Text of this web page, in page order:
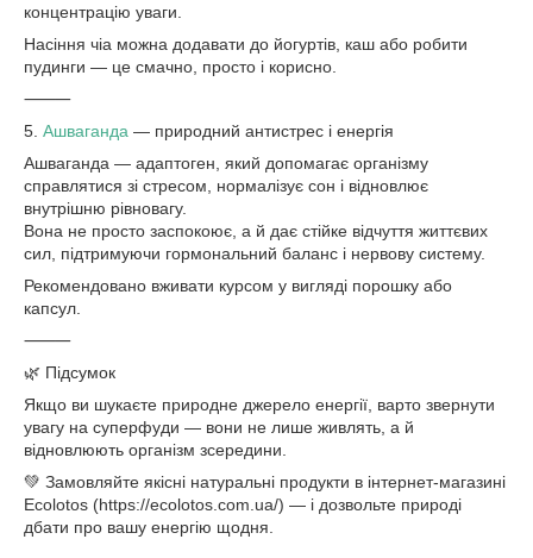
концентрацію уваги.
Насіння чіа можна додавати до йогуртів, каш або робити
пудинги — це смачно, просто і корисно.
⸻
5. Ашваганда — природний антистрес і енергія
Ашваганда — адаптоген, який допомагає організму
справлятися зі стресом, нормалізує сон і відновлює
внутрішню рівновагу.
Вона не просто заспокоює, а й дає стійке відчуття життєвих
сил, підтримуючи гормональний баланс і нервову систему.
Рекомендовано вживати курсом у вигляді порошку або
капсул.
⸻
🌿 Підсумок
Якщо ви шукаєте природне джерело енергії, варто звернути
увагу на суперфуди — вони не лише живлять, а й
відновлюють організм зсередини.
💚 Замовляйте якісні натуральні продукти в інтернет-магазині
Ecolotos (https://ecolotos.com.ua/) — і дозвольте природі
дбати про вашу енергію щодня.